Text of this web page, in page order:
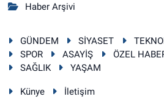
Haber Arşivi
GÜNDEM SİYASET
SPOR
ASAYİŞ ÖZEL
SAĞLIK
YAŞAM
Künye İletişim